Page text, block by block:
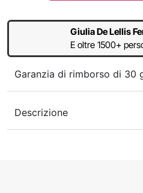
Giulia De Lellis
E oltre 1500+
Garanzia di rimborso di 30
Descrizione